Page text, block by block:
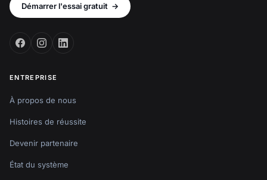
Démarrer l'essai gratuit →
ENTREPRISE
À propos de nous
Histoires de réussite
Devenir partenaire
État du système